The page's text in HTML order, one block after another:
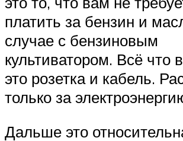
платить за бензин и
случае с бензиновым
культиватором. Всё что
это розетка и кабель.
только за
Дальше это